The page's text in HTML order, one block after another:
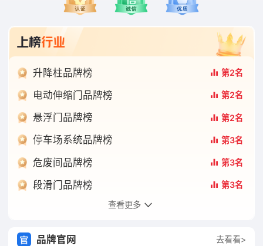
升降柱品牌榜 第2名
电动伸缩门品牌榜 第2名
悬浮门品牌榜 第2名
停车场系统品牌榜 第3名
危废间品牌榜 第3名
段滑门品牌榜 第3名
查看更多
品牌官网 去看看>